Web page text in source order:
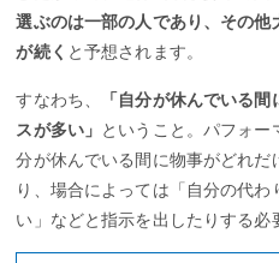
選ぶのは一部の人であり、その
が続く と予想されます。
すなわち、
「自分が休んでいる
スが多い」 ということ。パフォー
分が休んでいる間に物事がどれだ
り、場合によっては「自分の代
い」などと指示を出したりする必